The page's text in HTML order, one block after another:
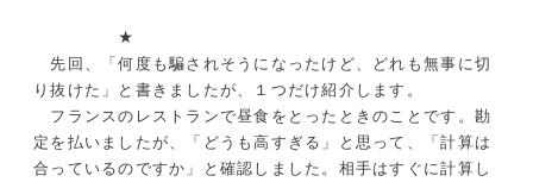
★
先回、「何度も騙されそうになったけど、どれも無事に切
り抜けた」と書きましたが、１つだけ紹介します。
フランスのレストランで昼食をとったときのことです。勘
定を払いましたが、「どうも高すぎる」と思って、「計算は
合っているのですか」と確認しました。相手はすぐに計算し